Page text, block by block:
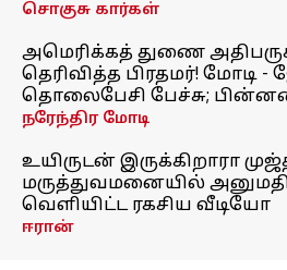
சொகுசு கார்கள்
அமெரிக்கத் துணை
தெரிவித்த பிரதமர்! மோடி -
தொலைபேசி பேச்சு;
நரேந்திர மோடி
உயிருடன் இருக்கிறாரா
மருத்துவமனையில்
வெளியிட்ட ரகசிய வீடியோ
ஈரான்